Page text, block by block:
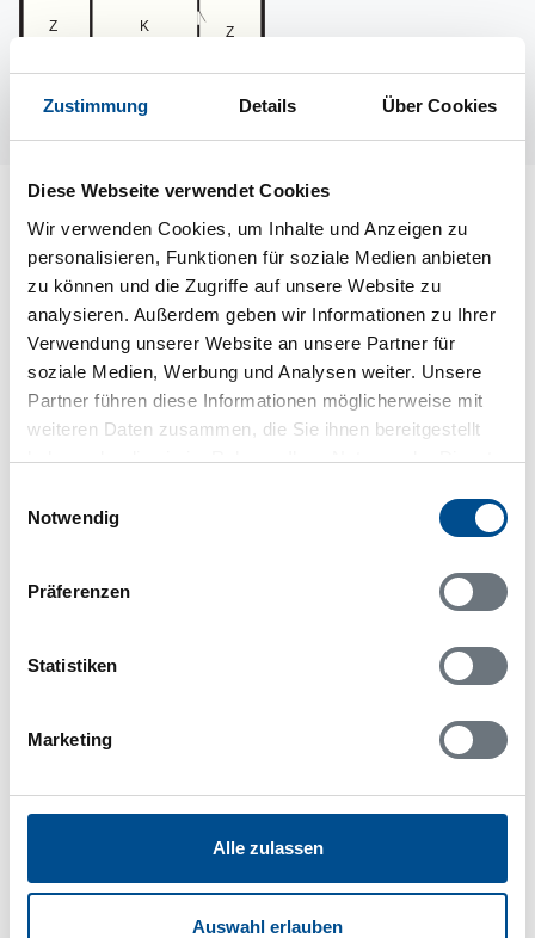
Zustimmung Details Über Cookies
Diese Webseite verwendet Cookies
Wir verwenden Cookies, um Inhalte und Anzeigen zu
personalisieren, Funktionen für soziale Medien anbieten
zu können und die Zugriffe auf unsere Website zu
analysieren. Außerdem geben wir Informationen zu Ihrer
Verwendung unserer Website an unsere Partner für
soziale Medien, Werbung und Analysen weiter. Unsere
Partner führen diese Informationen möglicherweise mit
weiteren Daten zusammen, die Sie ihnen bereitgestellt
haben oder die sie im Rahmen Ihrer Nutzung der Dienste
Notwendig
Präferenzen
Statistiken
Marketing
Alle zulassen
Auswahl erlauben
Adresse
Ferienhaus 50233
Stora Askerön 842
Stora Askerön
47174 Askerön
Das Bereitstellen und Ausführen einiger
deaktivieren Sie bitte den Blocker für diese Seite
Hinweis:
Nachdem Sie Ihre Erlaubnis gegeben
haben, können Sie weiterhin selbst bestimmen,
Belegungskalender